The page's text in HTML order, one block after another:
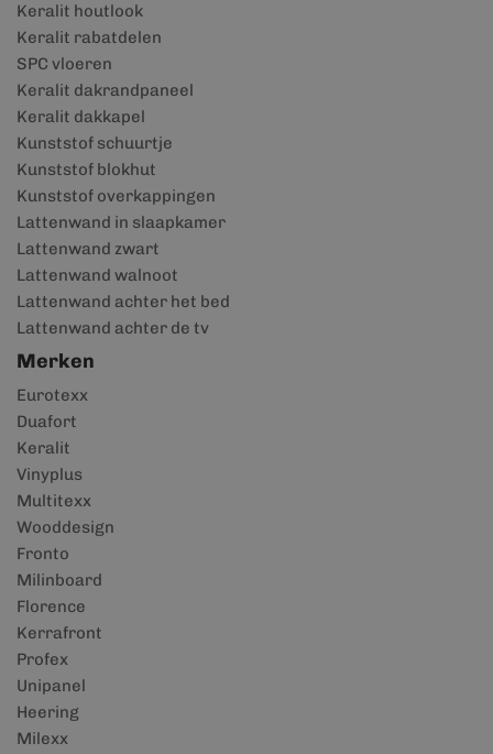
Keralit houtlook
Keralit rabatdelen
SPC vloeren
Keralit dakrandpaneel
Keralit dakkapel
Kunststof schuurtje
Kunststof blokhut
Kunststof overkappingen
Lattenwand in slaapkamer
Lattenwand zwart
Lattenwand walnoot
Lattenwand achter het bed
Lattenwand achter de tv
Merken
Eurotexx
Duafort
Keralit
Vinyplus
Multitexx
Wooddesign
Fronto
Milinboard
Florence
Kerrafront
Profex
Unipanel
Heering
Milexx